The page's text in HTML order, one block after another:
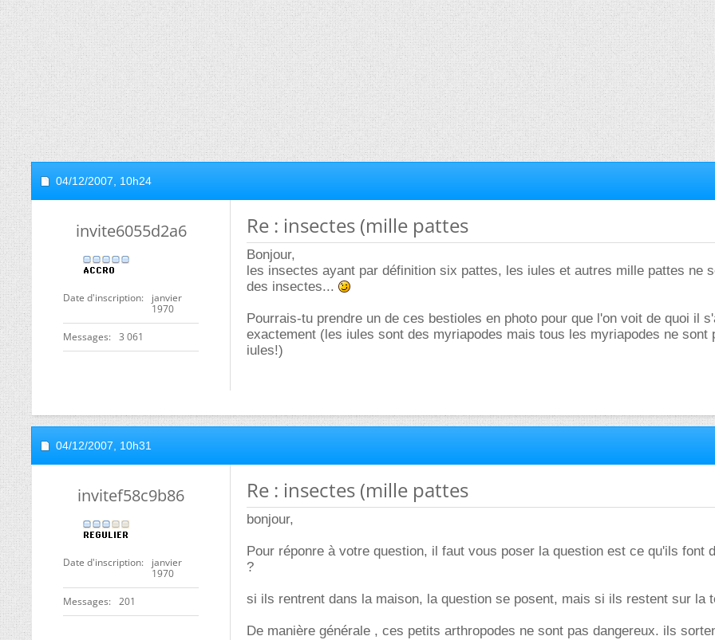
04/12/2007, 10h24
invite6055d2a6
Date d'inscription
janvier
1970
Messages 3 061
Re : insectes (mille pattes
Bonjour,
les insectes ayant par définition six pattes, les iules et autres mille pattes ne
des insectes...
Pourrais-tu prendre un de ces bestioles en photo pour que l'on voit de quoi il
exactement (les iules sont des myriapodes mais tous les myriapodes ne sont
iules!)
04/12/2007, 10h31
invitef58c9b86
Date d'inscription
janvier
1970
Messages 201
Re : insectes (mille pattes
bonjour,
Pour réponre à votre question, il faut vous poser la question est ce qu'ils font
?
si ils rentrent dans la maison, la question se posent, mais si ils restent sur la
De manière générale , ces petits arthropodes ne sont pas dangereux. ils